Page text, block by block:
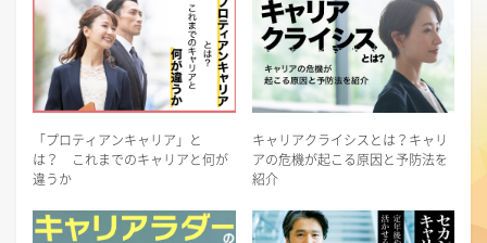
「プロティアンキャリア」と
は？ これまでのキャリアと何が
違うか
キャリアクライシスとは？キャリ
アの危機が起こる原因と予防法を
紹介